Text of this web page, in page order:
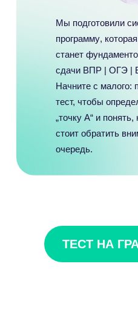
Мы подготовили
программу,
станет
сдачи ВПР | ОГЭ |
Начните с малого:
тест, чтобы
„точку А“ и
стоит обратить
очередь.
ТЕСТ НА